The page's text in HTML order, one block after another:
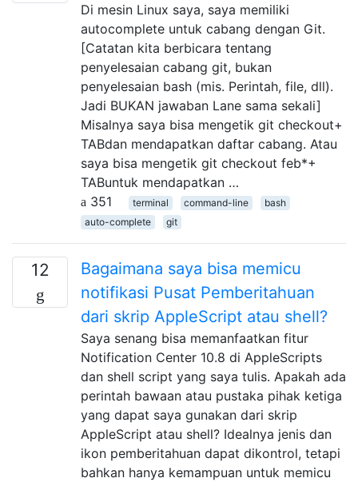
Di mesin Linux saya, saya memiliki
autocomplete untuk cabang dengan Git.
[Catatan kita berbicara tentang
penyelesaian cabang git, bukan
penyelesaian bash (mis. Perintah, file, dll).
Jadi BUKAN jawaban Lane sama sekali]
Misalnya saya bisa mengetik git checkout+
TABdan mendapatkan daftar cabang. Atau
saya bisa mengetik git checkout feb*+
TABuntuk mendapatkan …
351
terminal command-line
bash
auto-complete
git
12
Bagaimana saya bisa memicu
notifikasi Pusat Pemberitahuan
dari skrip AppleScript atau shell?
Saya senang bisa memanfaatkan fitur
Notification Center 10.8 di AppleScripts
dan shell script yang saya tulis. Apakah ada
perintah bawaan atau pustaka pihak ketiga
yang dapat saya gunakan dari skrip
AppleScript atau shell? Idealnya jenis dan
ikon pemberitahuan dapat dikontrol, tetapi
bahkan hanya kemampuan untuk memicu